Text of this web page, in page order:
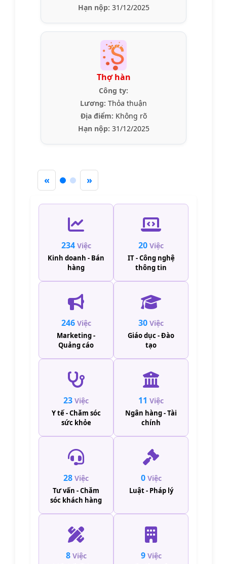
Hạn nộp: 31/12/2025
Thợ hàn
Công ty:
Lương: Thỏa thuận
Địa điểm: Không rõ
Hạn nộp: 31/12/2025
« »
234 Việc
Kinh doanh - Bán
hàng
20 Việc
IT - Công nghệ
thông tin
246 Việc
Marketing -
Quảng cáo
30 Việc
Giáo dục - Đào
tạo
23 Việc
Y tế - Chăm sóc
sức khỏe
11 Việc
Ngân hàng - Tài
chính
28 Việc
Tư vấn - Chăm
sóc khách hàng
0 Việc
Luật - Pháp lý
8 Việc 9 Việc